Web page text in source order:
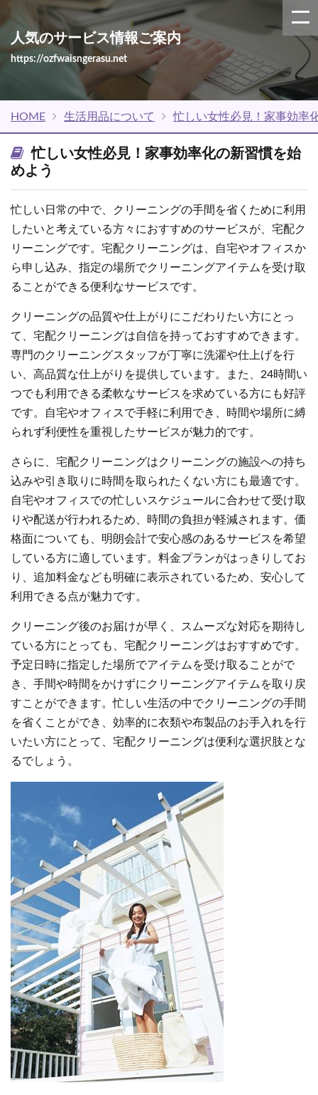
人気のサービス情報ご案内
https://ozfwaisngerasu.net
HOME 生活用品について 忙しい女性必見！家事効率
忙しい女性必見！家事効率化の新習慣を始
めよう
忙しい日常の中で、クリーニングの手間を省くために利用
したいと考えている方々におすすめのサービスが、宅配ク
リーニングです。宅配クリーニングは、自宅やオフィスか
ら申し込み、指定の場所でクリーニングアイテムを受け取
ることができる便利なサービスです。
クリーニングの品質や仕上がりにこだわりたい方にとっ
て、宅配クリーニングは自信を持っておすすめできます。
専門のクリーニングスタッフが丁寧に洗濯や仕上げを行
い、高品質な仕上がりを提供しています。また、24時間い
つでも利用できる柔軟なサービスを求めている方にも好評
です。自宅やオフィスで手軽に利用でき、時間や場所に縛
られず利便性を重視したサービスが魅力的です。
さらに、宅配クリーニングはクリーニングの施設への持ち
込みや引き取りに時間を取られたくない方にも最適です。
自宅やオフィスでの忙しいスケジュールに合わせて受け取
りや配送が行われるため、時間の負担が軽減されます。価
格面についても、明朗会計で安心感のあるサービスを希望
している方に適しています。料金プランがはっきりしてお
り、追加料金なども明確に表示されているため、安心して
利用できる点が魅力です。
クリーニング後のお届けが早く、スムーズな対応を期待し
ている方にとっても、宅配クリーニングはおすすめです。
予定日時に指定した場所でアイテムを受け取ることがで
き、手間や時間をかけずにクリーニングアイテムを取り戻
すことができます。忙しい生活の中でクリーニングの手間
を省くことができ、効率的に衣類や布製品のお手入れを行
いたい方にとって、宅配クリーニングは便利な選択肢とな
るでしょう。